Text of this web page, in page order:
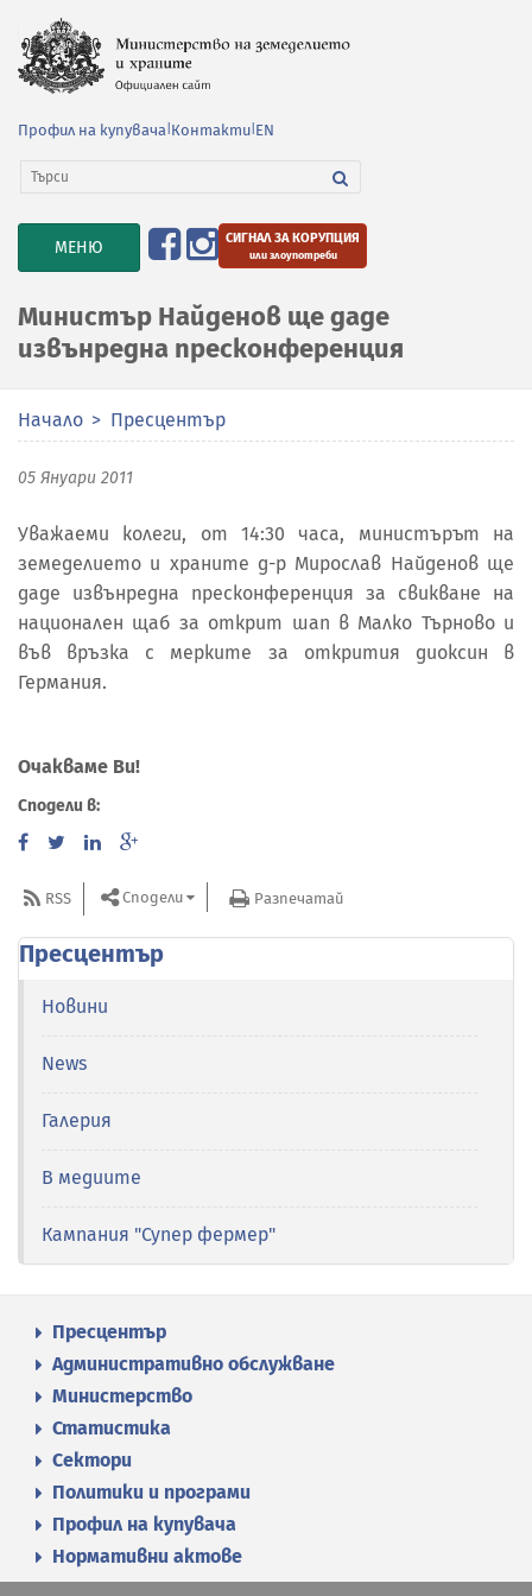
Профил на купувача Контакти EN
TOGGLE
NAVIGATION
МЕНЮ СИГНАЛ ЗА КОРУПЦИЯ
или злоупотреби
Министър Найденов ще даде
извънредна пресконференция
Начало Пресцентър
05 Януари 2011
Уважаеми колеги, от 14:30 часа, министърът на
земеделието и храните д-р Мирослав Найденов ще
даде извънредна пресконференция за свикване на
национален щаб за открит шап в Малко Търново и
във връзка с мерките за открития диоксин в
Германия.
Очакваме Ви!
Сподели в:
RSS Сподели Разпечатай
Пресцентър
Новини
News
Галерия
В медиите
Кампания "Супер фермер"
Пресцентър
Административно обслужване
Министерство
Статистика
Сектори
Политики и програми
Профил на купувача
Нормативни актове